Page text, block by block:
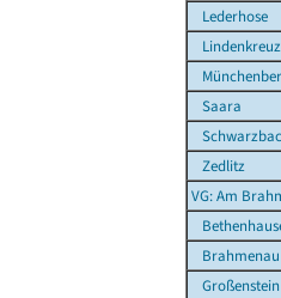
Lederhose
Lindenkreuz
Saara
Zedlitz
VG: Am
Brahmenau
Großenstein